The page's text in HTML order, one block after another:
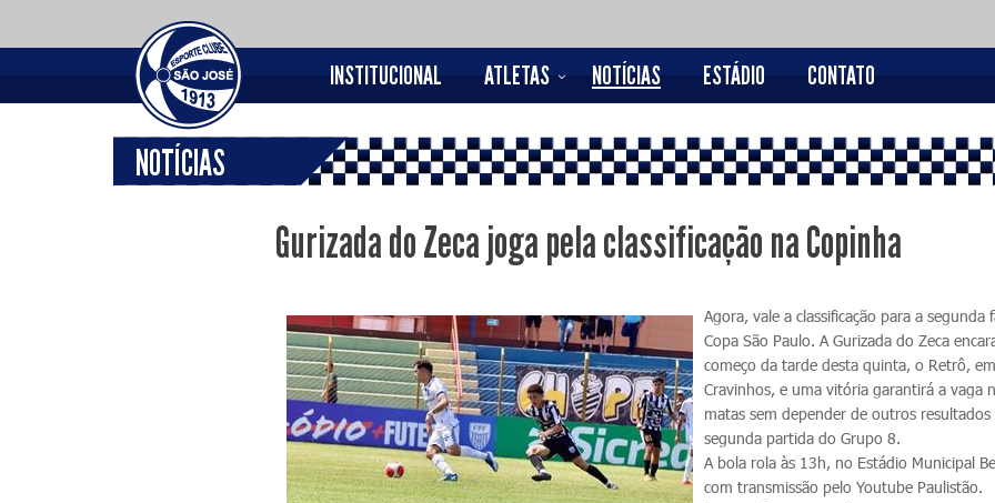
INSTITUCIONAL ATLETAS NOTÍCIAS ESTÁDIO CONTATO
NOTÍCIAS
Gurizada do Zeca joga pela classificação na Copinha
Agora, vale a classificação para a segunda
Copa São Paulo. A Gurizada do Zeca
começo da tarde desta quinta, o Retrô,
Cravinhos, e uma vitória garantirá a vaga
matas sem depender de outros resultados
segunda partida do Grupo 8.
A bola rola às 13h, no Estádio Municipal
com transmissão pelo Youtube Paulistão.